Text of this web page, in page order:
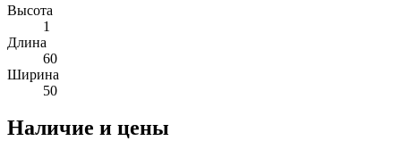
Высота
1
Длина
60
Ширина
50
Наличие и цены